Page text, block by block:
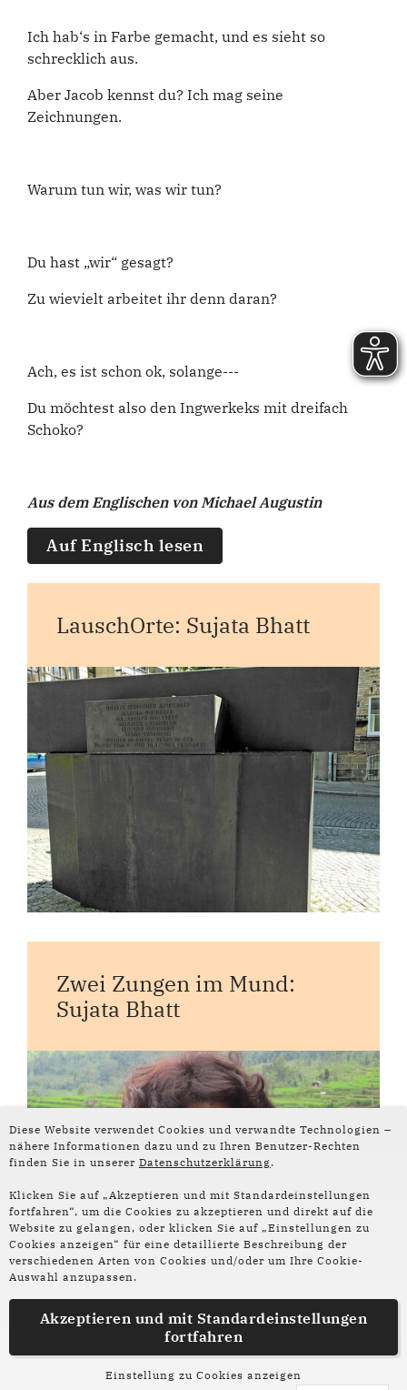
Diese Website verwendet Cookies und verwandte Technologien –
nähere Informationen dazu und zu Ihren Benutzer-Rechten
finden Sie in unserer Datenschutzerklärung.
Klicken Sie auf „Akzeptieren und mit Standardeinstellungen
fortfahren“, um die Cookies zu akzeptieren und direkt auf die
Website zu gelangen, oder klicken Sie auf „Einstellungen zu
Cookies anzeigen“ für eine detaillierte Beschreibung der
verschiedenen Arten von Cookies und/oder um Ihre Cookie-
Auswahl anzupassen.
Akzeptieren und mit Standardeinstellungen
fortfahren
Einstellung zu Cookies anzeigen
Ich hab‘s in Farbe gemacht, und es sieht so
schrecklich aus.
Aber Jacob kennst du? Ich mag seine
Zeichnungen.
Warum tun wir, was wir tun?
Du hast „wir“ gesagt?
Zu wievielt arbeitet ihr denn daran?
Ach, es ist schon ok, solange---
Du möchtest also den Ingwerkeks mit dreifach
Schoko?
Aus dem Englischen von Michael Augustin
Auf Englisch lesen
LauschOrte: Sujata Bhatt
Zwei Zungen im Mund:
Sujata Bhatt